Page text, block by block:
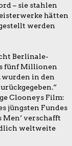
– sie stahlen
hätten
werden
Berlinale-
fünf Millionen
wurden in den
Clooneys Film:
jüngsten Fundes
verschafft
weltweite